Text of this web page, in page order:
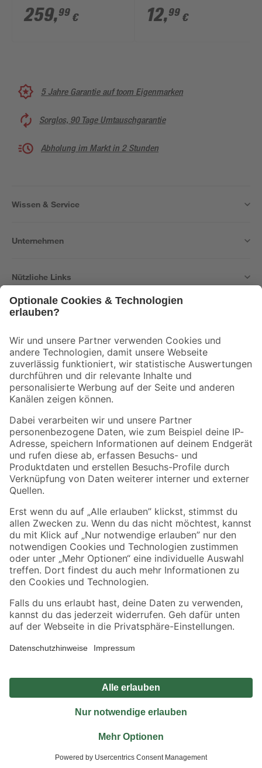
259,99 € 12,99 €
5 Jahre Garantie auf toom Eigenmarken
Sorglos, 90 Tage Umtauschgarantie
Abholung im Markt in 2 Stunden
Wissen & Service
Unternehmen
Nützliche Links
Der toom Newsletter: Keine Angebote und Aktionen mehr verpassen!
Zur Newsletter Anmeldung
Folge uns
Zahlungsarten Versandarten
Sicher einkaufen
Jetzt die toom-App herunterladen
Alle Preisangaben in EUR inkl. gesetzl. MwSt.. Die dargestellten Angebote sind unter
Umständen nicht in allen Märkten verfügbar. Die angegebenen Verfügbarkeiten beziehen
Produkte nur solange der Vorrat reicht.
*Paketversand ab 59 € versandkostenfrei, gilt nicht für Artikel mit Speditionsversand, hier
Privatsphäre Impressum
Nutzungsbedingungen
Widerrufsrecht
Vertrag widerrufen
© 2026 toom Baumarkt GmbH